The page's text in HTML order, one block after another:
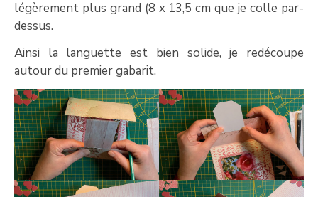
légèrement plus grand (8 x 13,5 cm que je colle par-
dessus.
Ainsi la languette est bien solide, je redécoupe
autour du premier gabarit.